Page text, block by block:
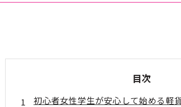
目次
初心者女性学生が安心して始める軽